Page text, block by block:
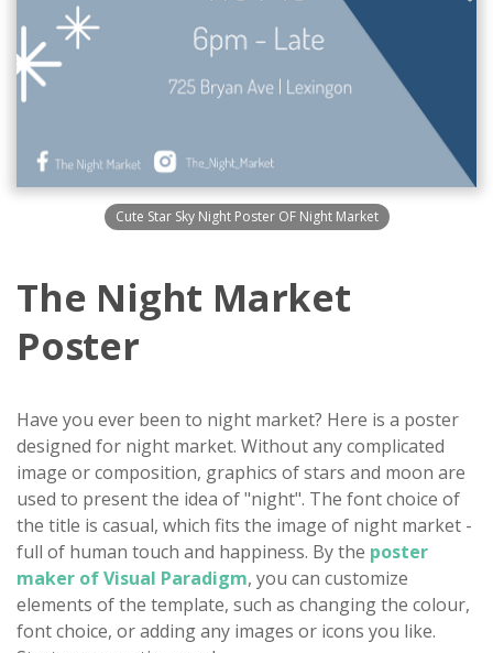
Cute Star Sky Night Poster OF Night Market
The Night Market
Poster
Have you ever been to night market? Here is a poster
designed for night market. Without any complicated
image or composition, graphics of stars and moon are
used to present the idea of "night". The font choice of
the title is casual, which fits the image of night market -
full of human touch and happiness. By the poster
maker of Visual Paradigm, you can customize
elements of the template, such as changing the colour,
font choice, or adding any images or icons you like.